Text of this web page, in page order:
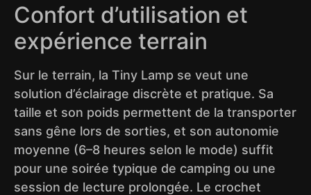
Confort d’utilisation et
expérience terrain
Sur le terrain, la Tiny Lamp se veut une
solution d’éclairage discrète et pratique. Sa
taille et son poids permettent de la transporter
sans gêne lors de sorties, et son autonomie
moyenne (6–8 heures selon le mode) suffit
pour une soirée typique de camping ou une
session de lecture prolongée. Le crochet